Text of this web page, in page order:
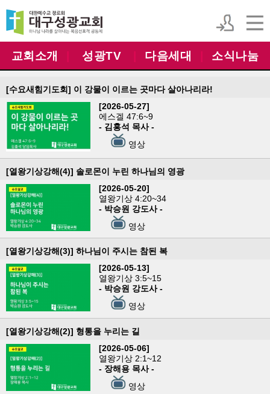
교회소개 성광TV 다음세대 소식나눔
[수요새힘기도회] 이 강물이 이르는 곳마다 살아나리라!
[2026-05-27]
에스겔 47:6~9
- 김홍석 목사 -
영상
[열왕기상강해(4)] 솔로몬이 누린 하나님의 영광
[2026-05-20]
열왕기상 4:20~34
- 박승원 강도사 -
영상
[열왕기상강해(3)] 하나님이 주시는 참된 복
[2026-05-13]
열왕기상 3:5~15
- 박승원 강도사 -
영상
[열왕기상강해(2)] 형통을 누리는 길
[2026-05-06]
열왕기상 2:1~12
- 장해용 목사 -
영상